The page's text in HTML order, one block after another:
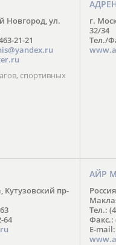
Новгород, ул.
21-21
спортивных
г.
32/34
Тел./
Кутузовский пр-
64
АЙР
Тел.:
Факс.:
E-mail: